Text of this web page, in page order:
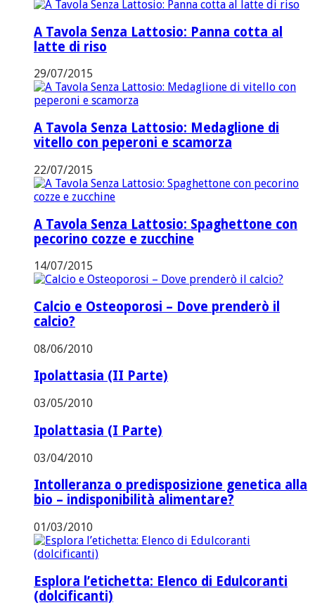
A Tavola Senza Lattosio: Panna cotta al
latte di riso
29/07/2015
A Tavola Senza Lattosio: Medaglione di
vitello con peperoni e scamorza
22/07/2015
A Tavola Senza Lattosio: Spaghettone con
pecorino cozze e zucchine
14/07/2015
Calcio e Osteoporosi – Dove prenderò il
calcio?
08/06/2010
Ipolattasia (II Parte)
03/05/2010
Ipolattasia (I Parte)
03/04/2010
Intolleranza o predisposizione genetica alla
bio – indisponibilità alimentare?
01/03/2010
Esplora l’etichetta: Elenco di Edulcoranti
(dolcificanti)